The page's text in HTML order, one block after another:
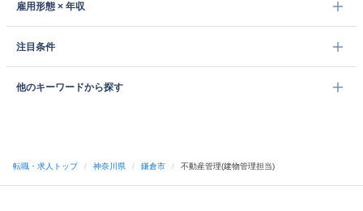
雇用形態 × 年収
注目条件
他のキーワードから探す
転職・求人トップ / 神奈川県 / 鎌倉市 / 不動産管理(建物管理担当)